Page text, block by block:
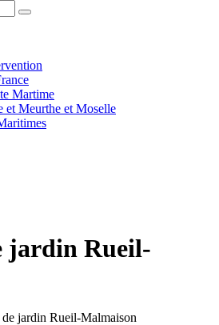
Martime
et Meurthe et Moselle
jardin Rueil-
jardin Rueil-Malmaison